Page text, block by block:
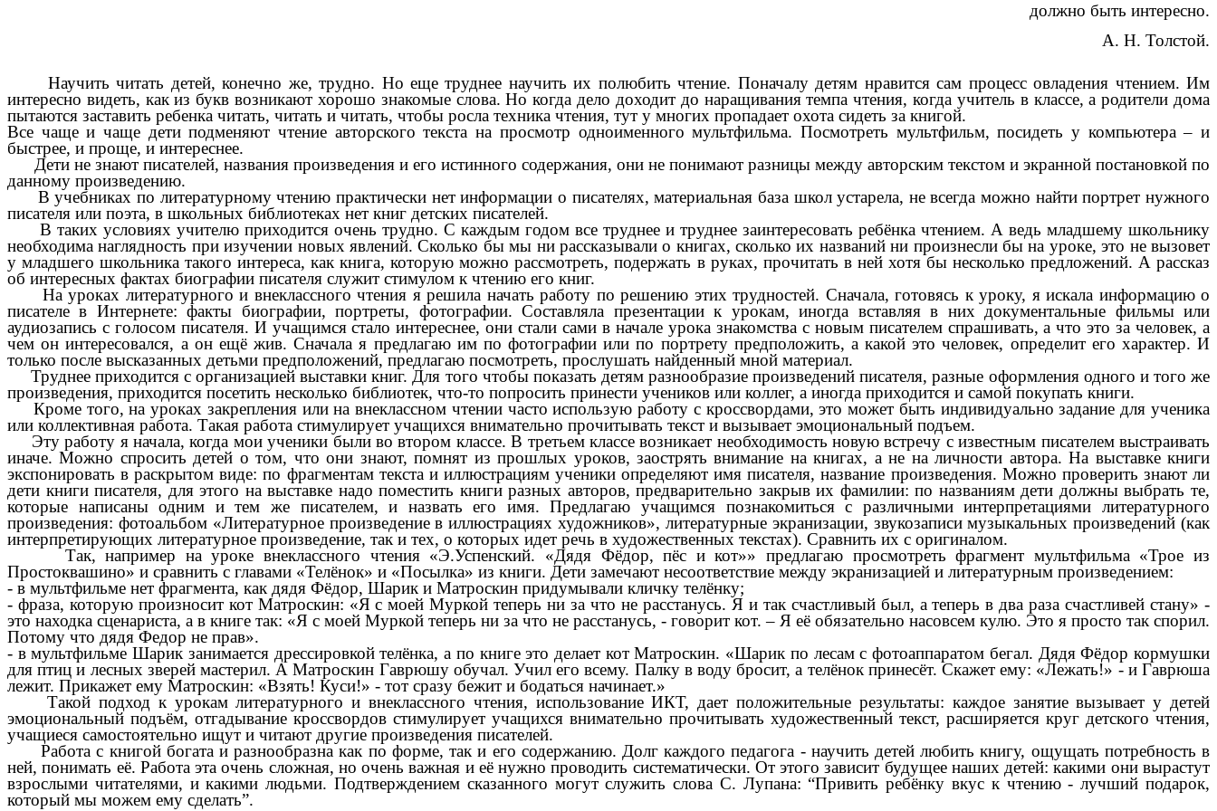
должно быть интересно.
А. Н. Толстой.
Научить читать детей, конечно же, трудно. Но еще труднее научить их полюбить чтение. Поначалу детям нравится сам процесс овладения чтением. Им
интересно видеть, как из букв возникают хорошо знакомые слова. Но когда дело доходит до наращивания темпа чтения, когда учитель в классе, а родители дома
пытаются заставить ребенка читать, читать и читать, чтобы росла техника чтения, тут у многих пропадает охота сидеть за книгой.
Все чаще и чаще дети подменяют чтение авторского текста на просмотр одноименного мультфильма. Посмотреть мультфильм, посидеть у компьютера – и
быстрее, и проще, и интереснее.
Дети не знают писателей, названия произведения и его истинного содержания, они не понимают разницы между авторским текстом и экранной постановкой по
данному произведению.
В учебниках по литературному чтению практически нет информации о писателях, материальная база школ устарела, не всегда можно найти портрет нужного
писателя или поэта, в школьных библиотеках нет книг детских писателей.
В таких условиях учителю приходится очень трудно. С каждым годом все труднее и труднее заинтересовать ребёнка чтением. А ведь младшему школьнику
необходима наглядность при изучении новых явлений. Сколько бы мы ни рассказывали о книгах, сколько их названий ни произнесли бы на уроке, это не вызовет
у младшего школьника такого интереса, как книга, которую можно рассмотреть, подержать в руках, прочитать в ней хотя бы несколько предложений. А рассказ
об интересных фактах биографии писателя служит стимулом к чтению его книг.
На уроках литературного и внеклассного чтения я решила начать работу по решению этих трудностей. Сначала, готовясь к уроку, я искала информацию о
писателе в Интернете: факты биографии, портреты, фотографии. Составляла презентации к урокам, иногда вставляя в них документальные фильмы или
аудиозапись с голосом писателя. И учащимся стало интереснее, они стали сами в начале урока знакомства с новым писателем спрашивать, а что это за человек, а
чем он интересовался, а он ещё жив. Сначала я предлагаю им по фотографии или по портрету предположить, а какой это человек, определит его характер. И
только после высказанных детьми предположений, предлагаю посмотреть, прослушать найденный мной материал.
Труднее приходится с организацией выставки книг. Для того чтобы показать детям разнообразие произведений писателя, разные оформления одного и того же
произведения, приходится посетить несколько библиотек, что-то попросить принести учеников или коллег, а иногда приходится и самой покупать книги.
Кроме того, на уроках закрепления или на внеклассном чтении часто использую работу с кроссвордами, это может быть индивидуально задание для ученика
или коллективная работа. Такая работа стимулирует учащихся внимательно прочитывать текст и вызывает эмоциональный подъем.
Эту работу я начала, когда мои ученики были во втором классе. В третьем классе возникает необходимость новую встречу с известным писателем выстраивать
иначе. Можно спросить детей о том, что они знают, помнят из прошлых уроков, заострять внимание на книгах, а не на личности автора. На выставке книги
экспонировать в раскрытом виде: по фрагментам текста и иллюстрациям ученики определяют имя писателя, название произведения. Можно проверить знают ли
дети книги писателя, для этого на выставке надо поместить книги разных авторов, предварительно закрыв их фамилии: по названиям дети должны выбрать те,
которые написаны одним и тем же писателем, и назвать его имя. Предлагаю учащимся познакомиться с различными интерпретациями литературного
произведения: фотоальбом «Литературное произведение в иллюстрациях художников», литературные экранизации, звукозаписи музыкальных произведений (как
интерпретирующих литературное произведение, так и тех, о которых идет речь в художественных текстах). Сравнить их с оригиналом.
Так, например на уроке внеклассного чтения «Э.Успенский. «Дядя Фёдор, пёс и кот»» предлагаю просмотреть фрагмент мультфильма «Трое из
Простоквашино» и сравнить с главами «Телёнок» и «Посылка» из книги. Дети замечают несоответствие между экранизацией и литературным произведением:
- в мультфильме нет фрагмента, как дядя Фёдор, Шарик и Матроскин придумывали кличку телёнку;
- фраза, которую произносит кот Матроскин: «Я с моей Муркой теперь ни за что не расстанусь. Я и так счастливый был, а теперь в два раза счастливей стану» -
это находка сценариста, а в книге так: «Я с моей Муркой теперь ни за что не расстанусь, - говорит кот. – Я её обязательно насовсем кулю. Это я просто так спорил.
Потому что дядя Федор не прав».
- в мультфильме Шарик занимается дрессировкой телёнка, а по книге это делает кот Матроскин. «Шарик по лесам с фотоаппаратом бегал. Дядя Фёдор кормушки
для птиц и лесных зверей мастерил. А Матроскин Гаврюшу обучал. Учил его всему. Палку в воду бросит, а телёнок принесёт. Скажет ему: «Лежать!» - и Гаврюша
лежит. Прикажет ему Матроскин: «Взять! Куси!» - тот сразу бежит и бодаться начинает.»
Такой подход к урокам литературного и внеклассного чтения, использование ИКТ, дает положительные результаты: каждое занятие вызывает у детей
эмоциональный подъём, отгадывание кроссвордов стимулирует учащихся внимательно прочитывать художественный текст, расширяется круг детского чтения,
учащиеся самостоятельно ищут и читают другие произведения писателей.
Работа с книгой богата и разнообразна как по форме, так и его содержанию. Долг каждого педагога - научить детей любить книгу, ощущать потребность в
ней, понимать её. Работа эта очень сложная, но очень важная и её нужно проводить систематически. От этого зависит будущее наших детей: какими они вырастут
взрослыми читателями, и какими людьми. Подтверждением сказанного могут служить слова С. Лупана: “Привить ребёнку вкус к чтению - лучший подарок,
который мы можем ему сделать”.